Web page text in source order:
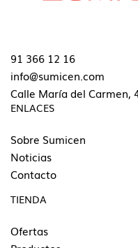
91 366 12 16
info@sumicen.com
Calle María del Carmen,
ENLACES
Sobre Sumicen
Noticias
Contacto
TIENDA
Ofertas